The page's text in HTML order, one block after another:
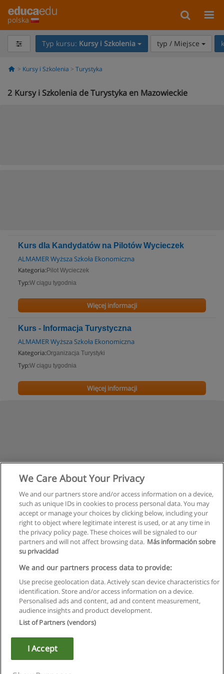
polska
Typ kursu: Kursy i Szkolenia typ / Miejsce
Kursy i Szkolenia Turystyka
2 Kursy i Szkolenia de Turystyka en Mazowieckie
Kurs dla Kandydatów na Pilotów Wycieczek
ALMAMER Wyższa Szkoła Ekonomiczna
Kategoria: Pilot Wycieczek
Typ:W ciągu tygodnia
Więcej informacji
Kurs - Informacja Turystyczna
ALMAMER Wyższa Szkoła Ekonomiczna
Kategoria:Organizacja Turystyki
Typ:W ciągu tygodnia
Więcej informacji
Regulamin
Polityka ochrony danych osobowych
Kontakt z Educaedu
Copyright © Educaedu Business S.L. - CIF : B-95610580: -
We Care About Your Privacy
We and our partners store and/or access information on a device,
such as unique IDs in cookies to process personal data. You may
accept or manage your choices by clicking below, including your
right to object where legitimate interest is used, or at any time in
the privacy policy page. These choices will be signaled to our
partners and will not affect browsing data. Más información sobre
su privacidad
We and our partners process data to provide:
Use precise geolocation data. Actively scan device characteristics for
identification. Store and/or access information on a device.
Personalised ads and content, ad and content measurement,
audience insights and product development.
List of Partners (vendors)
I Accept